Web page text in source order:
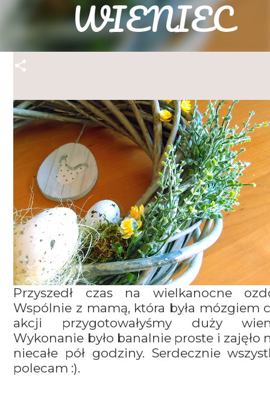
WIENIEC
Przyszedł czas na wielkanocne
Wspólnie z mamą, która była mózgiem
akcji przygotowałyśmy duży
Wykonanie było banalnie proste i zajęło
niecałe pół godziny. Serdecznie
polecam :).